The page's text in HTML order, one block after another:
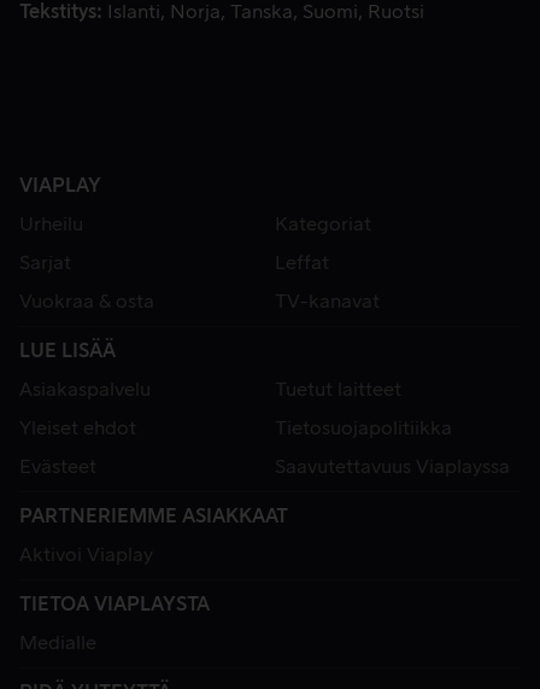
Tekstitys
Islanti Norja Tanska Suomi Ruotsi
VIAPLAY
Urheilu
Kategoriat
Sarjat
Leffat
Vuokraa & osta
TV-kanavat
LUE LISÄÄ
Asiakaspalvelu
Tuetut laitteet
Yleiset ehdot
Tietosuojapolitiikka
Evästeet
Saavutettavuus Viaplayssa
PARTNERIEMME ASIAKKAAT
Aktivoi Viaplay
TIETOA VIAPLAYSTA
Medialle